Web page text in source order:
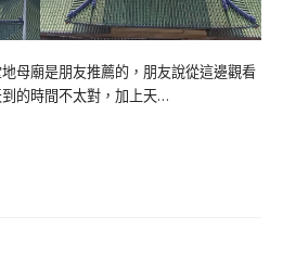
母廟是朋友推薦的，朋友說從這邊觀看
的時間不太對，加上天…